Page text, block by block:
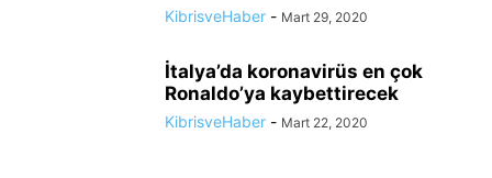
KibrisveHaber - Mart 29, 2020
İtalya’da koronavirüs en çok
Ronaldo’ya kaybettirecek
KibrisveHaber - Mart 22, 2020